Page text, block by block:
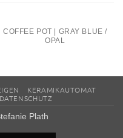
COFFEE POT | GRAY BLUE /
OPAL
KERAMIKAUTOMAT
DATENSCHUTZ
Plath